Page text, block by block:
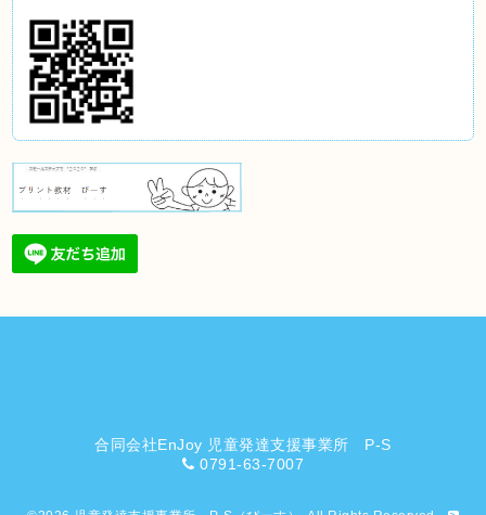
合同会社EnJoy 児童発達支援事業所 P-S
0791-63-7007